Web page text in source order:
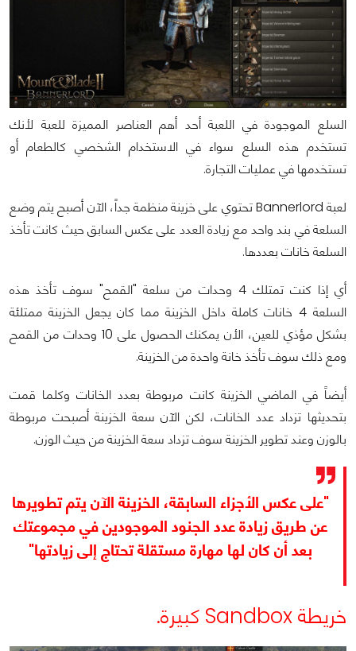
السلع الموجودة في اللعبة أحد أهم العناصر المميزة للعبة لأنك
تستخدم هذه السلع سواء في الاستخدام الشخصي كالطعام أو
تستخدمها في عمليات التجارة.
لعبة Bannerlord تحتوي على خزينة منظمة جداً، الآن أصبح يتم وضع
السلعة في بند واحد مع زيادة العدد على عكس السابق حيث كانت تأخذ
السلعة خانات بعددها.
أي إذا كنت تمتلك 4 وحدات من سلعة "القمح" سوف تأخذ هذه
السلعة 4 خانات كاملة داخل الخزينة مما كان يجعل الخزينة ممتلئة
بشكل مؤذي للعين، الأن يمكنك الحصول على 10 وحدات من القمح
ومع ذلك سوف تأخذ خانة واحدة من الخزينة.
أيضاً في الماضي الخزينة كانت مربوطة بعدد الخانات وكلما قمت
بتحديثها تزداد عدد الخانات، لكن الآن سعة الخزينة أصبحت مربوطة
بالوزن وعند تطوير الخزينة سوف تزداد سعة الخزينة من حيث الوزن.
"على عكس الأجزاء السابقة، الخزينة الآن يتم تطويرها
عن طريق زيادة عدد الجنود الموجودين في مجموعتك
بعد أن كان لها مهارة مستقلة تحتاج إلى زيادتها"
خريطة Sandbox كبيرة.